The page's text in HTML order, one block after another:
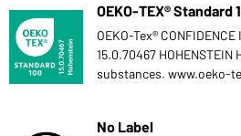
OEKO-TEX® Standard
OEKO-Tex®
15.0.70467
substances. www.oeko-
No Label